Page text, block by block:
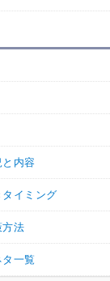
内容
イミング
方法
一覧